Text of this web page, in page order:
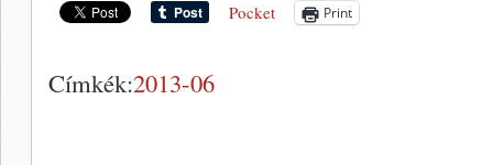
Pocket Print
Címkék:2013-06